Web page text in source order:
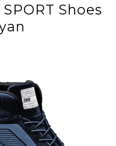
Shoes